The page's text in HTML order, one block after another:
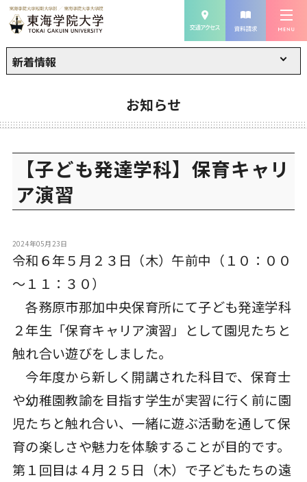
新着情報
お知らせ
【子ども発達学科】保育キャリ
ア演習
2024年05月23日
令和６年５月２３日（木）午前中（１０：００
～１１：３０）
各務原市那加中央保育所にて子ども発達学科
２年生「保育キャリア演習」として園児たちと
触れ合い遊びをしました。
今年度から新しく開講された科目で、保育士
や幼稚園教諭を目指す学生が実習に行く前に園
児たちと触れ合い、一緒に遊ぶ活動を通して保
育の楽しさや魅力を体験することが目的です。
第１回目は４月２５日（木）で子どもたちの遠